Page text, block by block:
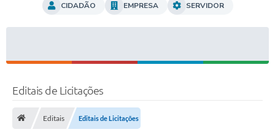
CIDADÃO EMPRESA SERVIDOR
Editais de Licitações
Editais Editais de Licitações